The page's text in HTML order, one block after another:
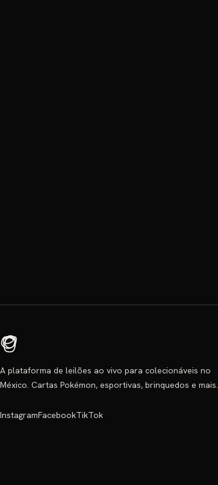
A plataforma de leilões ao vivo para colecionáveis no
México. Cartas Pokémon, esportivas, brinquedos e mais.
InstagramFacebookTikTok